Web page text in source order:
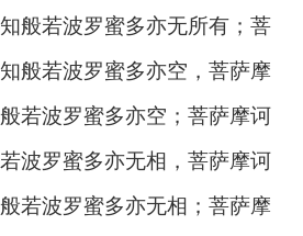
般若波罗蜜多亦无所有；菩
般若波罗蜜多亦空，菩萨摩
若波罗蜜多亦空；菩萨摩诃
波罗蜜多亦无相，菩萨摩诃
若波罗蜜多亦无相；菩萨摩